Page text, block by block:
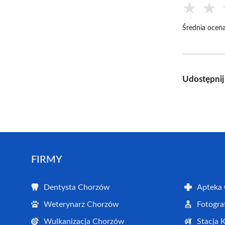
★ ★
Średnia
Udostępnij
FIRMY
Dentysta Chorzów Apteka
Weterynarz Chorzów
Wulkanizacja Chorzów Stacja